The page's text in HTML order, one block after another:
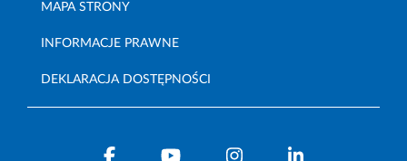
MAPA STRONY
INFORMACJE PRAWNE
DEKLARACJA DOSTĘPNOŚCI